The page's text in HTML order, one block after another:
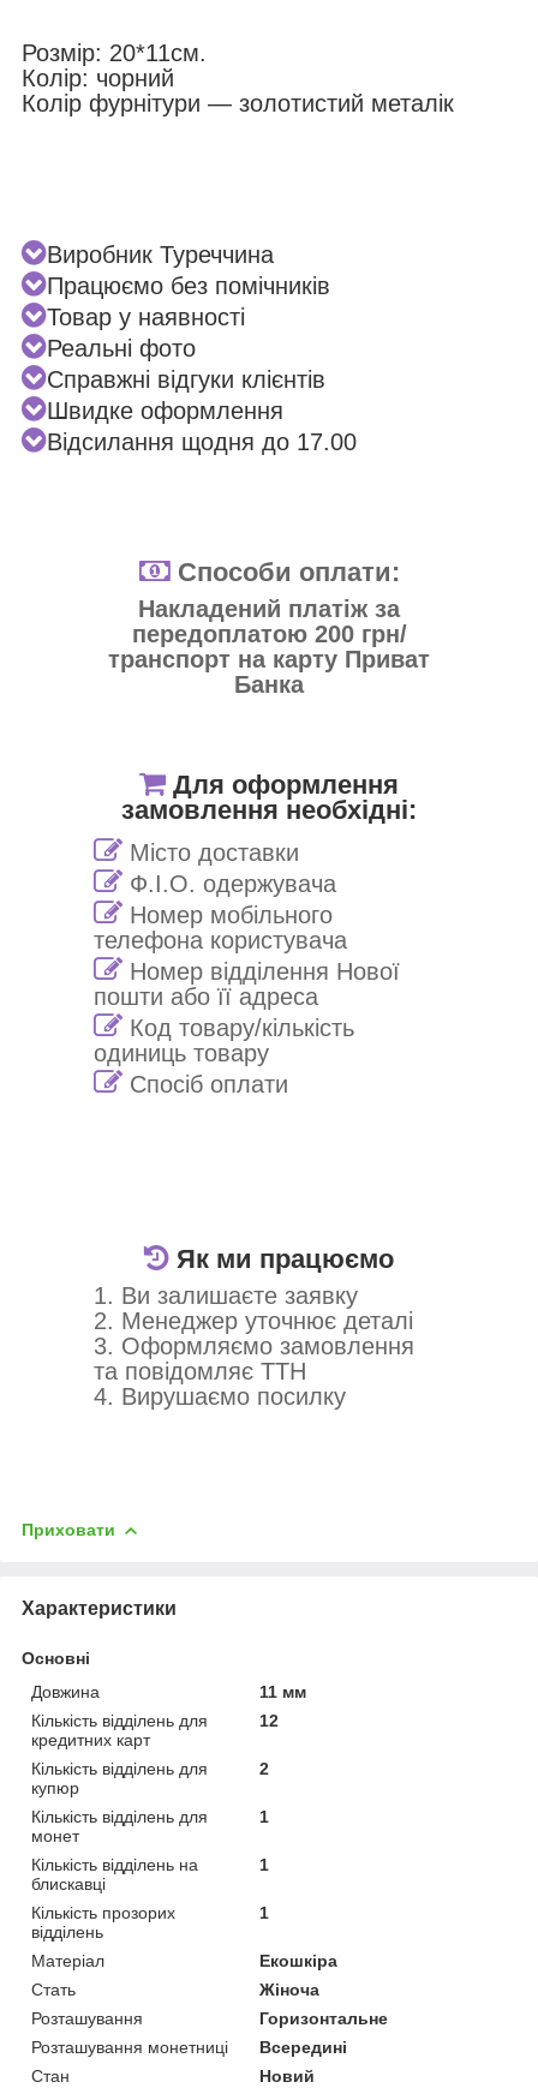
Розмір: 20*11см.
Колір: чорний
Колір фурнітури — золотистий металік
Виробник Туреччина
Працюємо без помічників
Товар у наявності
Реальні фото
Справжні відгуки клієнтів
Швидке оформлення
Відсилання щодня до 17.00
Способи оплати:
Накладений платіж за
передоплатою 200 грн/
транспорт на карту Приват
Банка
Як ми працюємо
1. Ви залишаєте заявку
2. Менеджер уточнює деталі
3. Оформляємо замовлення
та повідомляє ТТН
4. Вирушаємо посилку
Для оформлення
замовлення необхідні:
Місто доставки
Ф.І.О. одержувача
Номер мобільного
телефона користувача
Номер відділення Нової
пошти або її адреса
Код товару/кількість
одиниць товару
Спосіб оплати
Приховати
Характеристики
Основні
Довжина
11 мм
Кількість відділень для
кредитних карт
12
Кількість відділень для
купюр
2
Кількість відділень для
монет
1
Кількість відділень на
блискавці
1
Кількість прозорих
відділень
1
Матеріал
Екошкіра
Стать
Жіноча
Розташування
Горизонтальне
Розташування монетниці
Всередині
Стан
Новий